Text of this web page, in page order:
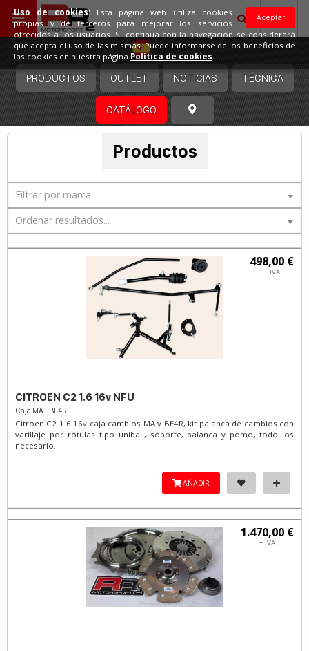
España
PRODUCTOS OUTLET NOTICIAS TÉCNICA
CATÁLOGO
Productos
Filtrar por marca
Ordenar resultados...
498,00 €
+ IVA
CITROEN C2 1.6 16v NFU
Caja MA - BE4R
Citroen C2 1.6 16v caja cambios MA y BE4R, kit palanca de cambios con
varillaje por rótulas tipo uniball, soporte, palanca y pomo, todo los
necesario...
AÑADIR
1.470,00 €
+ IVA
Aceptar
Uso de cookies:Esta página web utiliza cookies
propias y de terceros para mejorar los servicios
ofrecidos a los usuarios. Si continúa con la navegación se considerará
que acepta el uso de las mismas. Puede informarse de los beneficios de
las cookies en nuestra página Política de cookies.